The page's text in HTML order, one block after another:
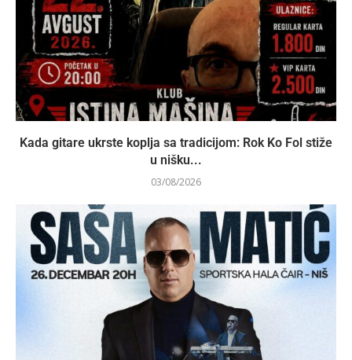
Kada gitare ukrste koplja sa tradicijom: Rok Ko Fol stiže
u nišku...
03/08/2026